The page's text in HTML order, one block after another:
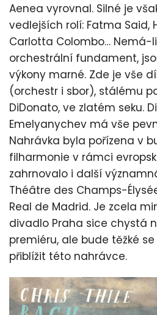
Aenea vyrovnal. Silné je
vedlejších rolí: Fatma Said,
Carlotta Colombo… Nemá-
orchestrální fundament,
výkony marné. Zde je vše
(orchestr i sbor), stálému
DiDonato, ve zlatém seku.
Emelyanychev má vše
Nahrávka byla pořízena v
filharmonie v rámci
zahrnovalo i další
Théâtre des Champs-
Real de Madrid. Je zcela
divadlo Praha sice chystá
premiéru, ale bude těžké
přiblížit této nahrávce.